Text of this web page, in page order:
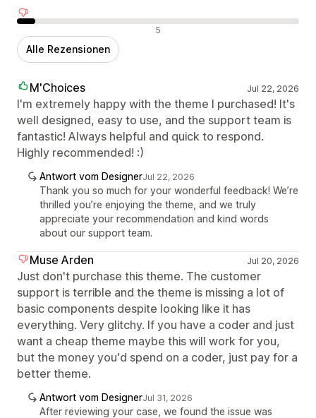
Negative Bewertungen 5
Alle Rezensionen
M'Choices Jul 22, 2026
I'm extremely happy with the theme I purchased! It's
well designed, easy to use, and the support team is
fantastic! Always helpful and quick to respond.
Highly recommended! :)
Antwort vom DesignerJul 22, 2026
Thank you so much for your wonderful feedback! We’re
thrilled you’re enjoying the theme, and we truly
appreciate your recommendation and kind words
about our support team.
Muse Arden Jul 20, 2026
Just don't purchase this theme. The customer
support is terrible and the theme is missing a lot of
basic components despite looking like it has
everything. Very glitchy. If you have a coder and just
want a cheap theme maybe this will work for you,
but the money you'd spend on a coder, just pay for a
better theme.
Antwort vom DesignerJul 31, 2026
After reviewing your case, we found the issue was